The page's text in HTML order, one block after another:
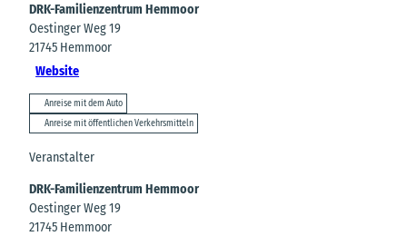
DRK-Familienzentrum Hemmoor
Oestinger Weg 19
21745 Hemmoor
Website
Anreise mit dem Auto
Anreise mit öffentlichen Verkehrsmitteln
Veranstalter
DRK-Familienzentrum Hemmoor
Oestinger Weg 19
21745 Hemmoor